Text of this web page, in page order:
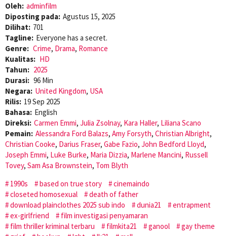
Oleh: adminfilm
Diposting pada: Agustus 15, 2025
Dilihat: 701
Tagline: Everyone has a secret.
Genre: Crime, Drama, Romance
Kualitas: HD
Tahun: 2025
Durasi: 96 Min
Negara: United Kingdom, USA
Rilis: 19 Sep 2025
Bahasa: English
Direksi: Carmen Emmi, Julia Zsolnay, Kara Haller, Liliana Scano
Pemain: Alessandra Ford Balazs, Amy Forsyth, Christian Albright,
Christian Cooke, Darius Fraser, Gabe Fazio, John Bedford Lloyd,
Joseph Emmi, Luke Burke, Maria Dizzia, Marlene Mancini, Russell
Tovey, Sam Asa Brownstein, Tom Blyth
1990s
based on true story
cinemaindo
closeted homosexual
death of father
download plainclothes 2025 sub indo
dunia21
entrapment
ex-girlfriend
film investigasi penyamaran
film thriller kriminal terbaru
filmkita21 ganool
gay theme